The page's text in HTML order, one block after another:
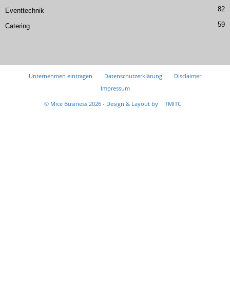
Eventtechnik 82
Catering 59
Unternehmen eintragen Datenschutzerklärung
Disclaimer
Impressum
© Mice Business 2026 - Design & Layout by
TMITC